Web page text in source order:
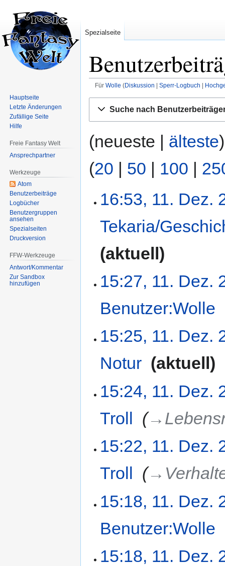
Für Wolle Diskussion Sperr-Logbuch
Navigation
Suche
Suche nach
(neueste | älteste
(20 | 50 | 100 |
16:53, 11. Dez.
Tekaria/
aktuell
15:27, 11. Dez.
Benutzer:Wolle
15:25, 11. Dez.
Notur
aktuell
15:24, 11. Dez.
Troll
15:22, 11. Dez.
Troll
15:18, 11. Dez.
Benutzer:Wolle
15:18, 11. Dez.
Spezialseite
Hauptseite
Letzte Änderungen
Zufällige Seite
Hilfe
Freie Fantasy Welt
Ansprechpartner
Werkzeuge
Atom
Benutzerbeiträge
Logbücher
Benutzergruppen
ansehen
Spezialseiten
Druckversion
FFW-Werkzeuge
Antwort/Kommentar
Zur Sandbox
hinzufügen